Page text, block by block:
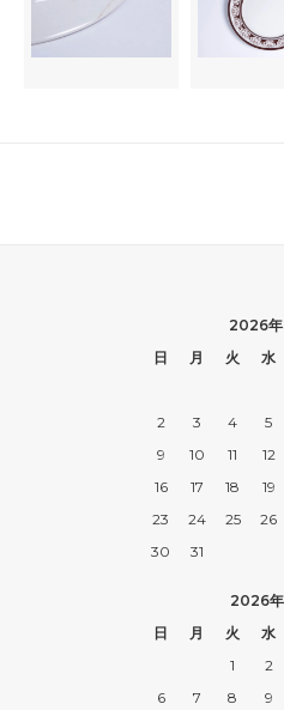
2026
日
月 火 水
2
3 4 5
9
10 11 12
16
17 18 19
23
24 25 26
30
31
2026
日
月 火 水
1
2
6
7 8 9